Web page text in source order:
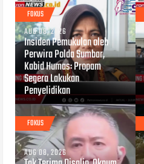
FOKUS
AUG 08, 2026
Insiden Pemukulan oleh
Perwira Polda Sumbar,
Kabid Humas: Propam
Segera Lakukan
Penyelidikan
FOKUS
AUG 08, 2026